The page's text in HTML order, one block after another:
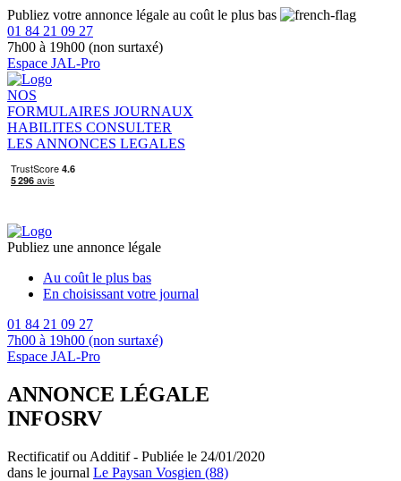
Publiez votre annonce légale au coût le plus bas
01 84 21 09 27
7h00 à 19h00 (non surtaxé)
Espace JAL-Pro
NOS
FORMULAIRES JOURNAUX
HABILITES CONSULTER
LES ANNONCES LEGALES
Publiez une annonce légale
Au coût le plus bas
En choisissant votre journal
01 84 21 09 27
7h00 à 19h00 (non surtaxé)
Espace JAL-Pro
ANNONCE LÉGALE
INFOSRV
Rectificatif ou Additif - Publiée le 24/01/2020
dans le journal Le Paysan Vosgien (88)